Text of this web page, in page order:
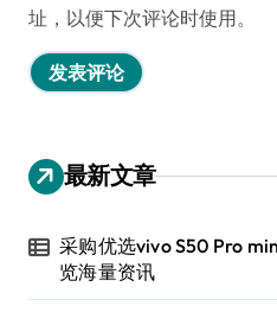
址，以便下次评论时使用。
最新文章
采购优选vivo S50 Pro
览海量资讯